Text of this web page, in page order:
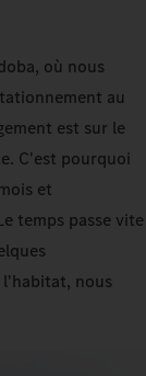
où nous
au
est sur le
C'est pourquoi
et
temps passe vite
nous